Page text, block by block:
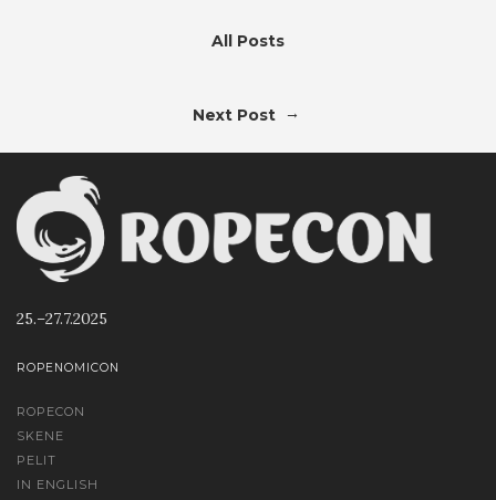
All Posts
Next Post →
25.–27.7.2025
ROPENOMICON
ROPECON
SKENE
PELIT
IN ENGLISH